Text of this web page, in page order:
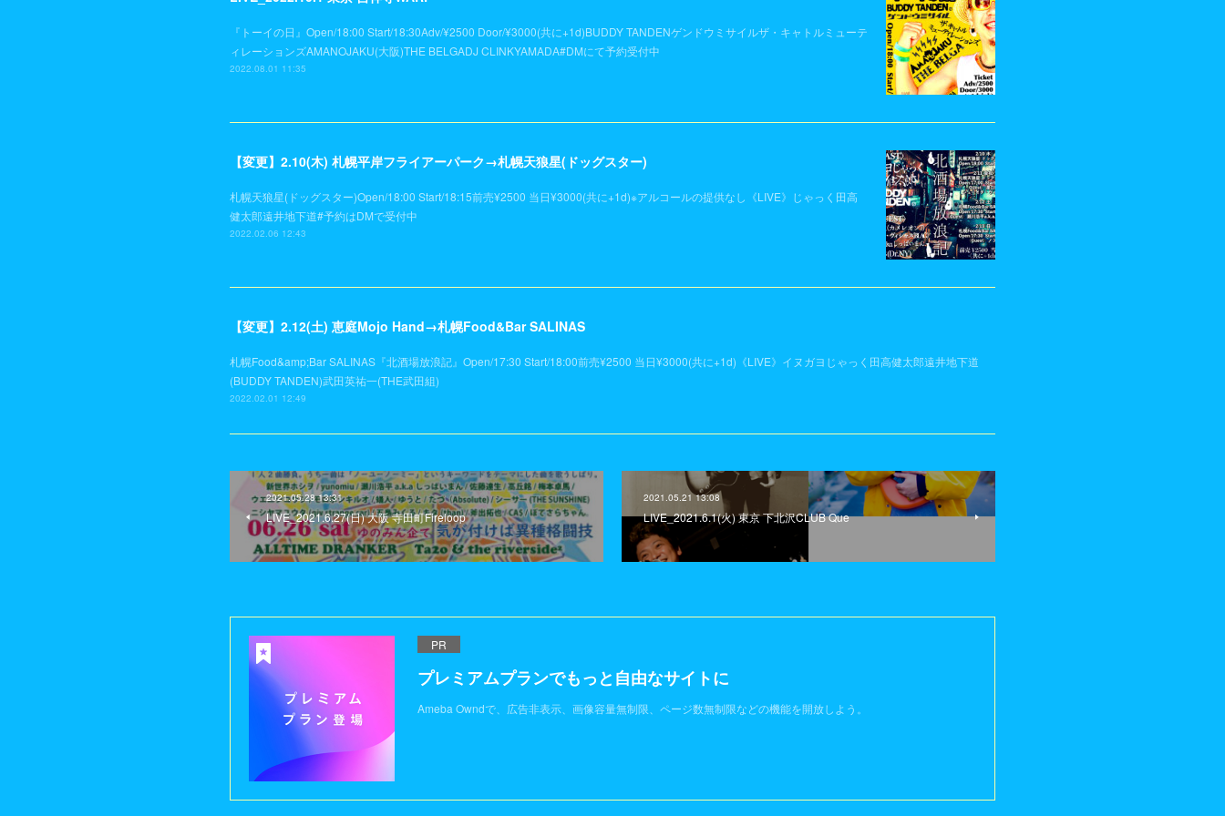
『トーイの日』Open/18:00 Start/18:30Adv/¥2500 Door/¥3000(共に+1d)BUDDY TANDENゲンドウミサイルザ・キャトルミューテ
ィレーションズAMANOJAKU(大阪)THE BELGADJ CLINKYAMADA#DMにて予約受付中
2022.08.01 11:35
【変更】2.10(木) 札幌平岸フライアーパーク→札幌天狼星(ドッグスター)
札幌天狼星(ドッグスター)Open/18:00 Start/18:15前売¥2500 当日¥3000(共に+1d)※アルコールの提供なし《LIVE》じゃっく田高
健太郎遠井地下道#予約はDMで受付中
2022.02.06 12:43
【変更】2.12(土) 恵庭Mojo Hand→札幌Food&Bar SALINAS
札幌Food&amp;Bar SALINAS『北酒場放浪記』Open/17:30 Start/18:00前売¥2500 当日¥3000(共に+1d)《LIVE》イヌガヨじゃっく田高健太郎遠井地下道
(BUDDY TANDEN)武田英祐一(THE武田組)
2022.02.01 12:49
2021.05.28 13:31
LIVE_2021.6.27(日) 大阪 寺田町Fireloop
2021.05.21 13:08
LIVE_2021.6.1(火) 東京 下北沢CLUB Que
PR
プレミアムプランでもっと自由なサイトに
Ameba Owndで、広告非表示、画像容量無制限、ページ数無制限などの機能を開放しよう。